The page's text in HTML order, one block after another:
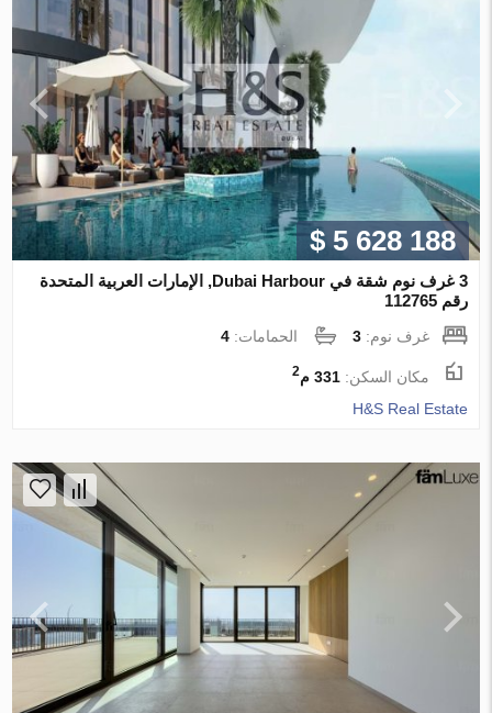
$ 5 628 188
3 غرف نوم شقة في Dubai Harbour, الإمارات العربية المتحدة
رقم 112765
غرف نوم:3 الحمامات:4
مكان السكن:331 م 2
H&S Real Estate